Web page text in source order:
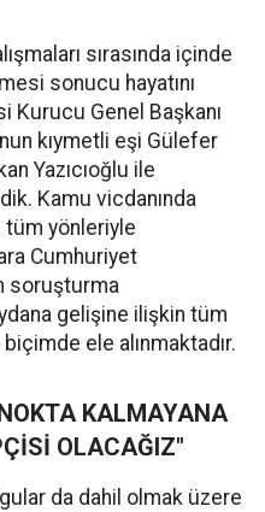
sırasında içinde
sonucu hayatını
Kurucu Genel Başkanı
kıymetli eşi Gülefer
Yazıcıoğlu ile
Kamu vicdanında
tüm yönleriyle
Cumhuriyet
soruşturma
gelişine ilişkin tüm
ele alınmaktadır.
KALMAYANA
OLACAĞIZ"
da dahil olmak üzere